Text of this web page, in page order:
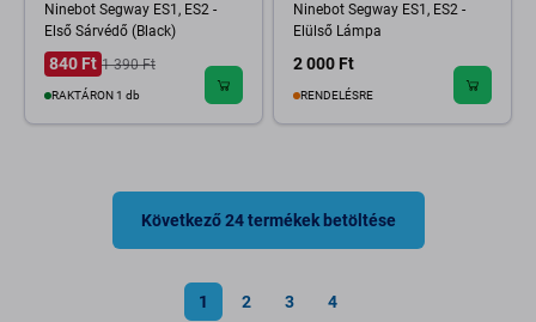
Ninebot Segway ES1, ES2 -
Első Sárvédő (Black)
840 Ft 1 390 Ft
RAKTÁRON 1 db
Ninebot Segway ES1, ES2 -
Elülső Lámpa
2 000 Ft
RENDELÉSRE
Következő 24 termékek betöltése
1 2 3 4